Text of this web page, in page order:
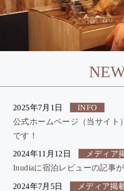
2025年7月1日
INFO
公式ホームページ（当サイト
です！
2024年11月12日
メディア
Inudiaに宿泊レビューの記事
2024年7月5日
メディア掲